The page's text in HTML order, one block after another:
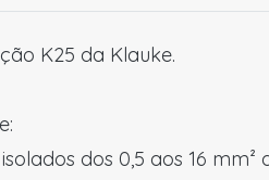
K25 da Klauke.
dos 0,5 aos 16 mm²